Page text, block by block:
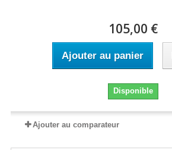
105,00 €
Ajouter au panier
Disponible
Ajouter au comparateur